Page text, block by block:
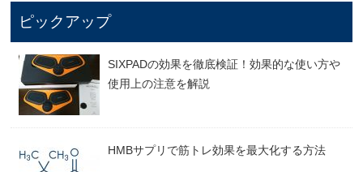
ピックアップ
SIXPADの効果を徹底検証！効果的な使い方や
使用上の注意を解説
HMBサプリで筋トレ効果を最大化する方法